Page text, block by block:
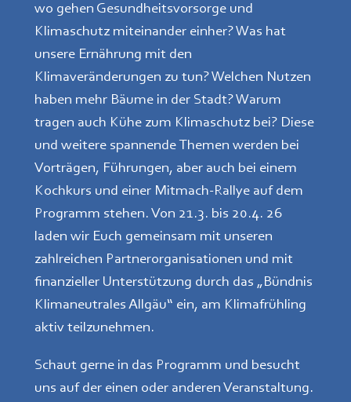
wo gehen Gesundheitsvorsorge und
Klimaschutz miteinander einher? Was hat
unsere Ernährung mit den
Klimaveränderungen zu tun? Welchen Nutzen
haben mehr Bäume in der Stadt? Warum
tragen auch Kühe zum Klimaschutz bei? Diese
und weitere spannende Themen werden bei
Vorträgen, Führungen, aber auch bei einem
Kochkurs und einer Mitmach-Rallye auf dem
Programm stehen. Von 21.3. bis 20.4. 26
laden wir Euch gemeinsam mit unseren
zahlreichen Partnerorganisationen und mit
finanzieller Unterstützung durch das „Bündnis
Klimaneutrales Allgäu“ ein, am Klimafrühling
aktiv teilzunehmen.
Schaut gerne in das Programm und besucht
uns auf der einen oder anderen Veranstaltung.